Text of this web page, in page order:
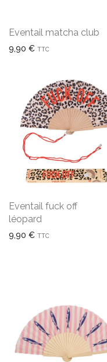
Eventail matcha club
9,90 € TTC
Eventail fuck off
léopard
9,90 € TTC